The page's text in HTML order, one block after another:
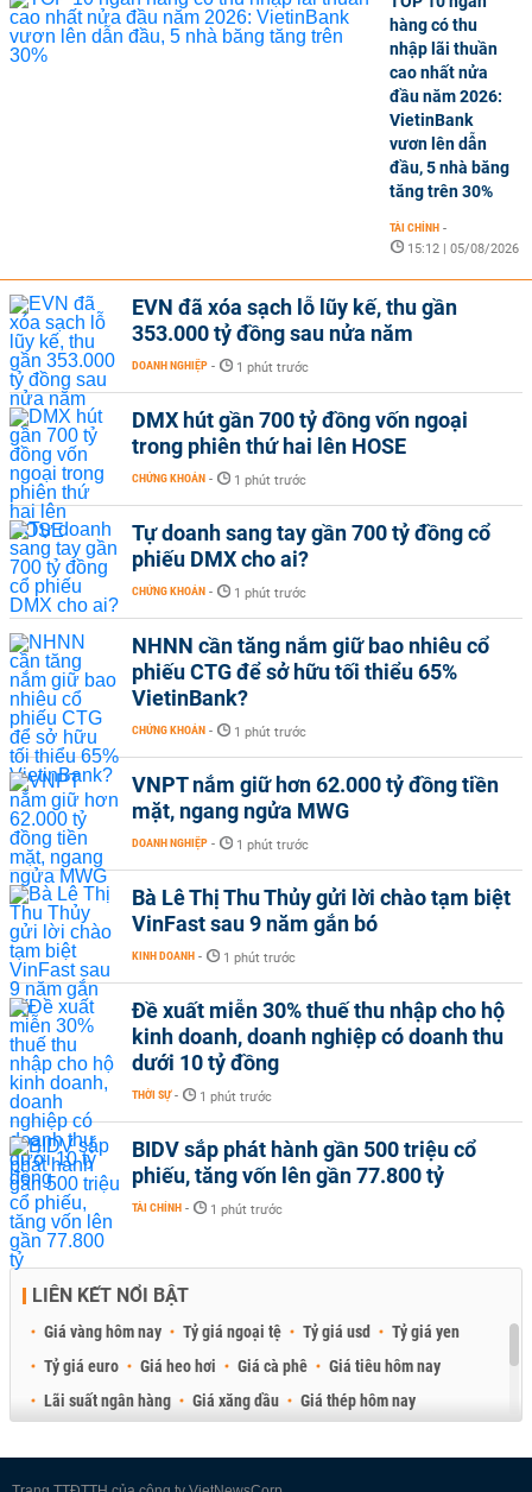
hàng có thu
nhập lãi thuần
cao nhất nửa
đầu năm 2026:
VietinBank
vươn lên dẫn
đầu, 5 nhà băng
tăng trên 30%
TÀI CHÍNH -
15:12 | 05/08/2026
EVN đã xóa sạch lỗ lũy kế, thu gần
353.000 tỷ đồng sau nửa năm
DOANH NGHIỆP - 1 phút trước
DMX hút gần 700 tỷ đồng vốn ngoại
trong phiên thứ hai lên HOSE
CHỨNG KHOÁN - 1 phút trước
Tự doanh sang tay gần 700 tỷ đồng cổ
phiếu DMX cho ai?
CHỨNG KHOÁN - 1 phút trước
NHNN cần tăng nắm giữ bao nhiêu cổ
phiếu CTG để sở hữu tối thiểu 65%
VietinBank?
CHỨNG KHOÁN - 1 phút trước
VNPT nắm giữ hơn 62.000 tỷ đồng tiền
mặt, ngang ngửa MWG
DOANH NGHIỆP - 1 phút trước
Bà Lê Thị Thu Thủy gửi lời chào tạm biệt
VinFast sau 9 năm gắn bó
KINH DOANH - 1 phút trước
Đề xuất miễn 30% thuế thu nhập cho hộ
kinh doanh, doanh nghiệp có doanh thu
dưới 10 tỷ đồng
THỜI SỰ - 1 phút trước
BIDV sắp phát hành gần 500 triệu cổ
phiếu, tăng vốn lên gần 77.800 tỷ
TÀI CHÍNH - 1 phút trước
LIÊN KẾT NỔI BẬT
Giá vàng hôm nay Tỷ giá ngoại tệ Tỷ giá usd
Tỷ giá yen
Tỷ giá euro
Giá heo hơi Giá cà phê
Giá tiêu hôm nay
Lãi suất ngân hàng
Giá xăng dầu
Giá thép hôm nay